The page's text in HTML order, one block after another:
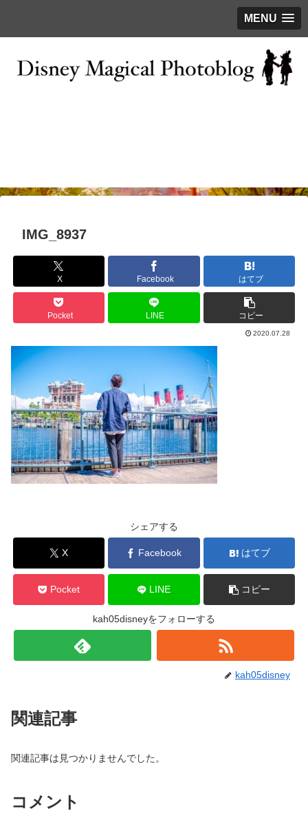
MENU
IMG_8937
X Facebook はてブ
Pocket LINE コピー
2020.07.28
シェアする
X Facebook はてブ
Pocket LINE コピー
kah05disneyをフォローする
kah05disney
関連記事
関連記事は見つかりませんでした。
コメント